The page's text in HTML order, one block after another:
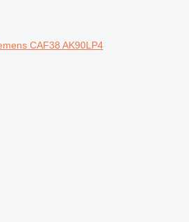
CAF38 AK90LP4